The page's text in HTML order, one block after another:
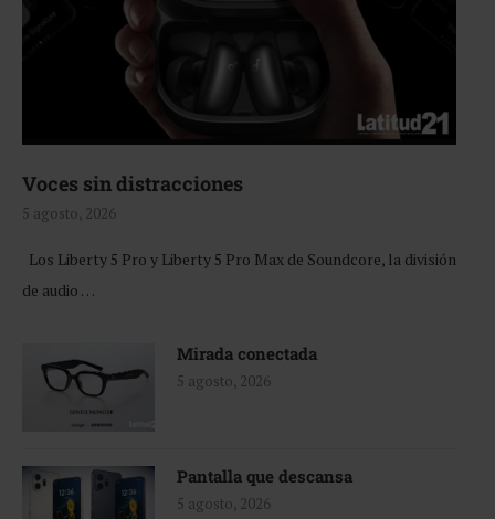
Voces sin distracciones
5 agosto, 2026
Los Liberty 5 Pro y Liberty 5 Pro Max de Soundcore, la división
de audio …
Mirada conectada
5 agosto, 2026
Pantalla que descansa
5 agosto, 2026